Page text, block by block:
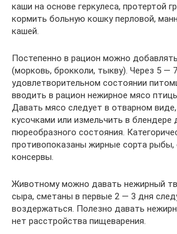
каши на основе геркулеса, протертой
кормить больную кошку перловой,
кашей.
Постепенно в рацион можно
(морковь, брокколи, тыкву). Через 5 —
удовлетворительном состоянии
вводить в рацион нежирное мясо
Давать мясо следует в отварном
кусочками или измельчить в блендере
пюреобразного состояния.
противопоказаны жирные сорта рыбы,
консервы.
Животному можно давать нежирный
сыра, сметаны в первые 2 — 3 дня
воздержаться. Полезно давать
нет расстройства пищеварения.